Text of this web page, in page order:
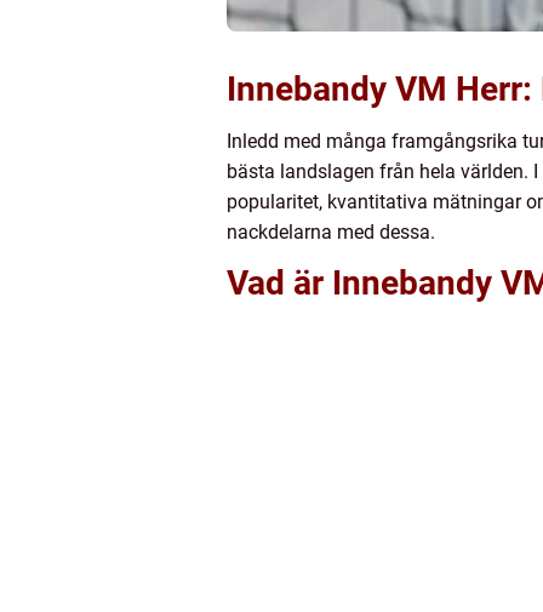
Innebandy VM
Inledd med många framgångsrika
bästa landslagen från hela världen.
popularitet, kvantitativa mätningar
nackdelarna med dessa.
Vad är Innebandy